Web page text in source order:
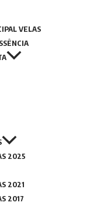
VELAS
2025
2021
2017